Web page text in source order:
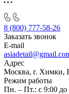
8 (800) 777-58-26
Заказать звонок
E-mail
Адрес
Москва, г. Химки,
Режим работы
Пн. – Пт.: с 9:00 до